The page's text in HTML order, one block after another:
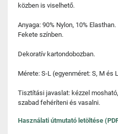
közben is viselhető.
Anyaga: 90% Nylon, 10% Elasthan.
Fekete színben.
Dekoratív kartondobozban.
Mérete: S-L (egyenméret: S, M és
Tisztítási javaslat: kézzel
szabad fehéríteni és vasalni.
Használati útmutató letöltése